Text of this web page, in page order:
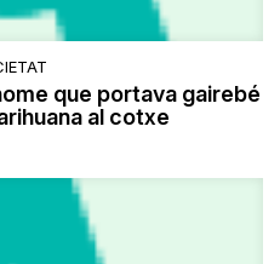
que portava gairebé
al cotxe